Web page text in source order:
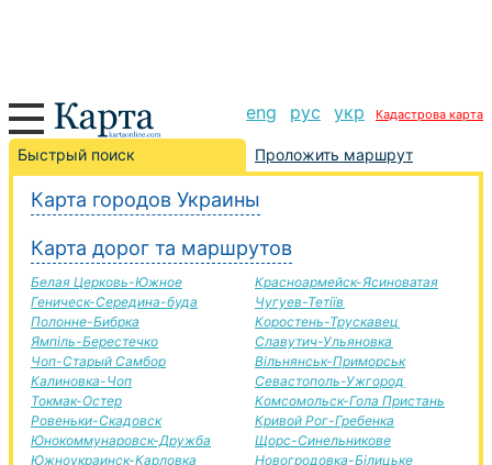
eng рус укр Кадастрова карта
Быстрый поиск Проложить маршрут
Карта городов Украины
Карта дорог та маршрутов
Белая Церковь-Южное
Геническ-Середина-буда
Полонне-Бибрка
Ямпіль-Берестечко
Чоп-Старый Самбор
Калиновка-Чоп
Токмак-Остер
Ровеньки-Скадовск
Юнокоммунаровск-Дружба
Южноукраинск-Карловка
Красноармейск-Ясиноватая
Чугуев-Тетіїв
Коростень-Трускавец
Славутич-Ульяновка
Вільнянськ-Приморськ
Севастополь-Ужгород
Комсомольск-Гола Пристань
Кривой Рог-Гребенка
Щорс-Синельникове
Новогродовка-Білицьке
Золотоноша-Николаев дорога, маршрут
Золотоноша-Николаев, автомобильная дорога
+
−